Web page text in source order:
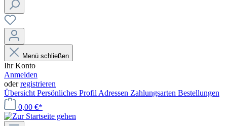
Menü schließen
Ihr Konto
Anmelden
oderregistrieren
Übersicht Persönliches Profil Adressen Zahlungsarten Bestellungen
0,00 €*